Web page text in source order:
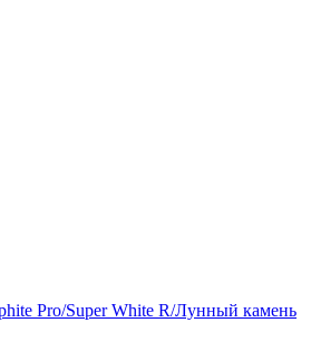
Pro/Super White R/Лунный камень